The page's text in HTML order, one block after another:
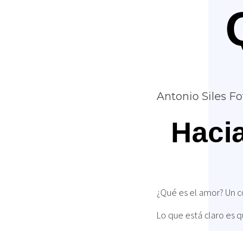
Antonio Siles
¿Qué es el amor? Un
Lo que está claro es